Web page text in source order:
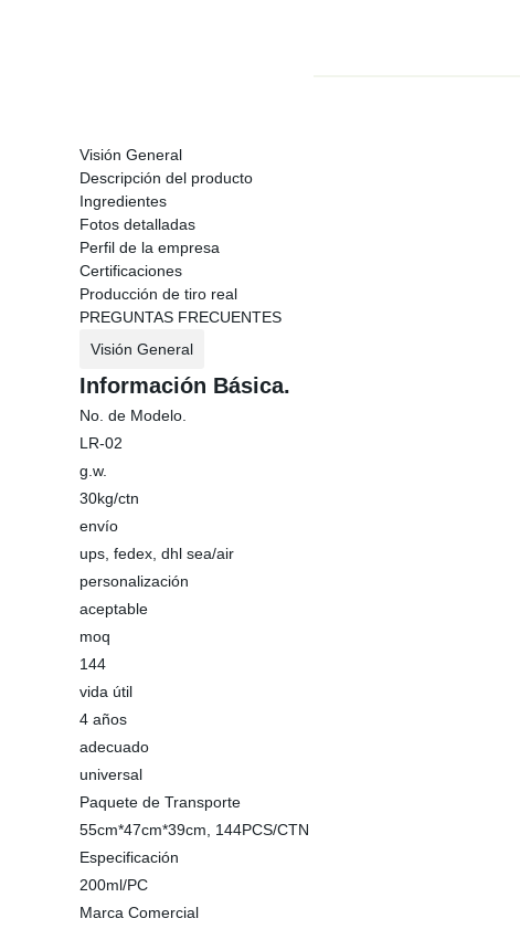
Visión General
Descripción del producto
Ingredientes
Fotos detalladas
Perfil de la empresa
Certificaciones
Producción de tiro real
PREGUNTAS FRECUENTES
Visión General
Información Básica.
No. de Modelo.
LR-02
g.w.
30kg/ctn
envío
ups, fedex, dhl sea/air
personalización
aceptable
moq
144
vida útil
4 años
adecuado
universal
Paquete de Transporte
55cm*47cm*39cm, 144PCS/CTN
Especificación
200ml/PC
Marca Comercial